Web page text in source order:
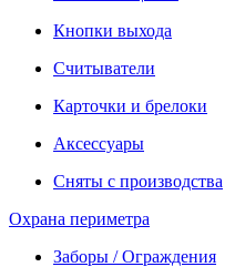
Кнопки выхода
Считыватели
Карточки и брелоки
Аксессуары
Сняты с производства
Охрана периметра
Заборы / Ограждения